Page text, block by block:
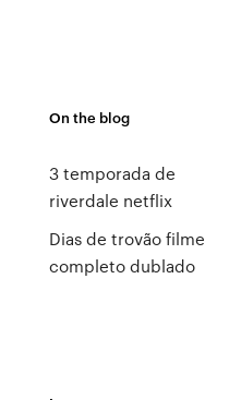
On the blog
3 temporada de
riverdale netflix
Dias de trovão filme
completo dublado